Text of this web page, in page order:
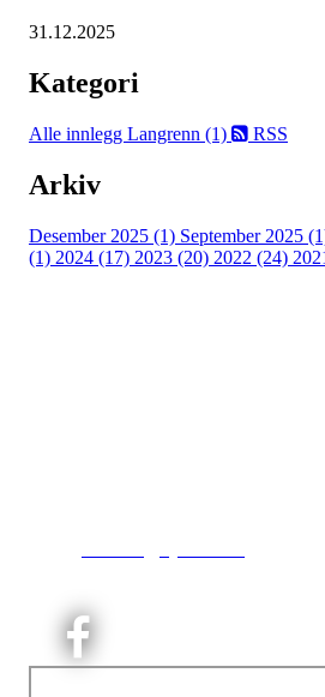
31.12.2025
Kategori
Alle innlegg Langrenn (1) RSS
Arkiv
Desember 2025 (1) September 2025
(1) 2024 (17) 2023 (20) 2022 (24)